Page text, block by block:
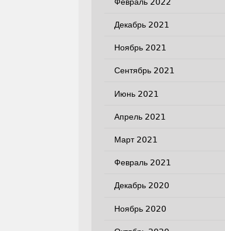
Декабрь 2021
Ноябрь 2021
Сентябрь 2021
Июнь 2021
Апрель 2021
Март 2021
Февраль 2021
Декабрь 2020
Ноябрь 2020